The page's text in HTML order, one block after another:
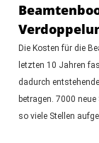
Die Kosten für die
letzten 10 Jahren
dadurch
betragen. 7000
so viele Stellen